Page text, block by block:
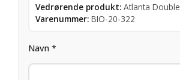
Vedrørende produkt: Atlanta Double
Varenummer: BIO-20-322
Navn *